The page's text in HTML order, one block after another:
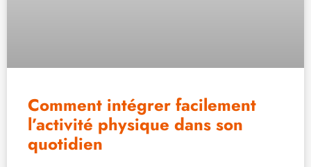
Comment intégrer facilement
l’activité physique dans son
quotidien